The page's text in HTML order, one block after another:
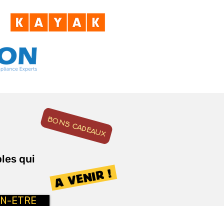
A VENIR !
BONS CADEAUX
qui
ETRE